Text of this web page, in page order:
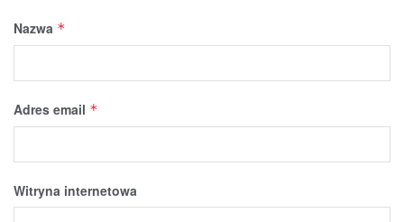
Nazwa *
Adres email *
Witryna internetowa